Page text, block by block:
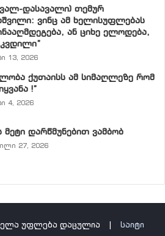
დასავალი) თემურ
ვინც ამ ხელისუფლებას
ან ციხე ელოდება,
13, 2026
ქუთაისს ამ სიმაღლეზე რომ
!”
4, 2026
დარწმუნებით ვამბობ
27, 2026
უფლება დაცულია | საიტი